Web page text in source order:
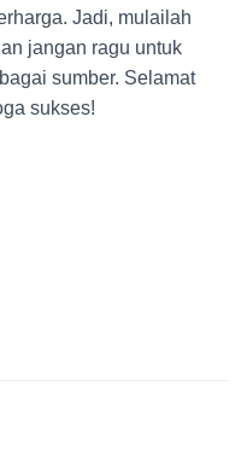
Jadi, mulailah
jangan ragu untuk
sumber. Selamat
sukses!